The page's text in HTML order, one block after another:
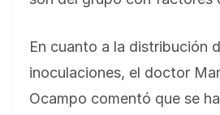
En cuanto a la distribución
inoculaciones, el doctor
Ocampo comentó que se